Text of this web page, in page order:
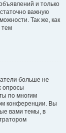
и только
важную
Так же, как
тем
больше не
опросы
по многим
конференции. Вы
вами темы, в